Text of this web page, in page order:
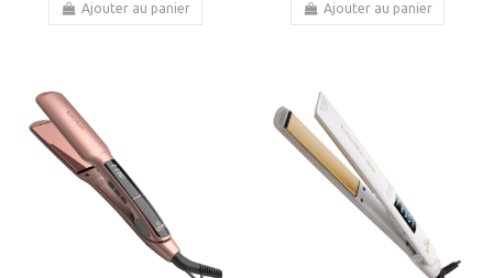
Ajouter au panier Ajouter au panier